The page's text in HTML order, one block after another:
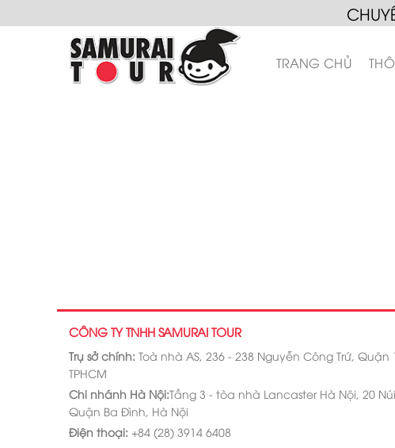
to
TRANG CHỦ
CÔNG TY TNHH SAMURAI TOUR
Trụ sở chính: Toà nhà AS, 236 - 238 Nguyễn Công Trứ, Quận
TPHCM
Chi nhánh Hà Nội:Tầng 3 - tòa nhà Lancaster Hà Nội, 20
Quận Ba Đình, Hà Nội
Điện thoại: +84 (28) 3914 6408